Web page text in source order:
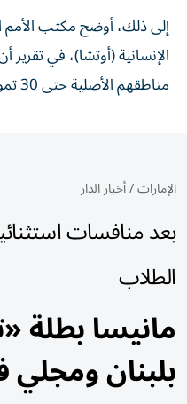
إلى ذلك، أوضح مكتب الأمم
مناطقهم الأصلية حتى 30 تموز/يوليو الماضي.
الإمارات/أخبار الدار
بعد منافسات
الطلاب
مانيسا بطلة
بلبنان